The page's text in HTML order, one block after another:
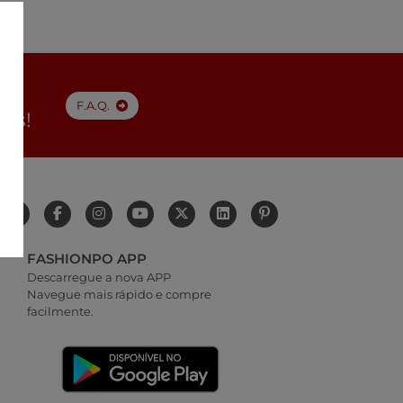
F.A.Q.
FASHIONPO APP
Descarregue a nova APP
Navegue mais rápido e compre
facilmente.